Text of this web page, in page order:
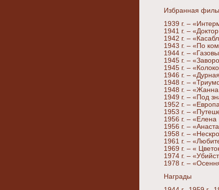
Избранная
1939 г. –
1941 г. –
1942 г. –
1943 г. – «По
1944 г. –
1945 г. –
1945 г. –
1946 г. –
1948 г. –
1948 г. –
1949 г. – «Под
1952 г. –
1953 г. –
1956 г. –
1956 г. –
1958 г. –
1961 г. –
1969 г. – «
1974 г. –
1978 г. –
Награды